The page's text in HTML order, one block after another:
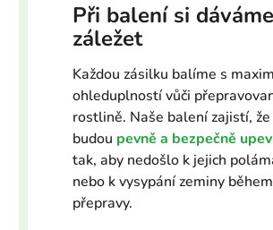
Při balení si dáváme
záležet
Každou zásilku balíme s
ohleduplností vůči
rostlině. Naše balení zajistí,
budou pevně a bezpečně
tak, aby nedošlo k jejich
nebo k vysypání zeminy během
přepravy.